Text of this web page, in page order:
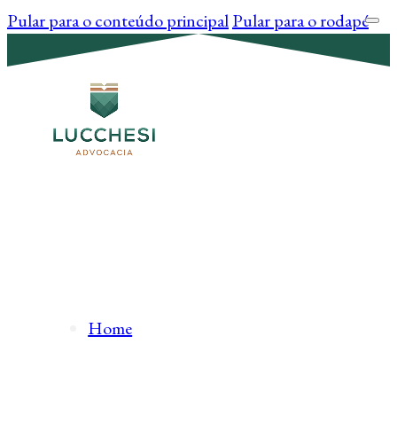
Pular para o conteúdo principalPular para o rodapé
Home